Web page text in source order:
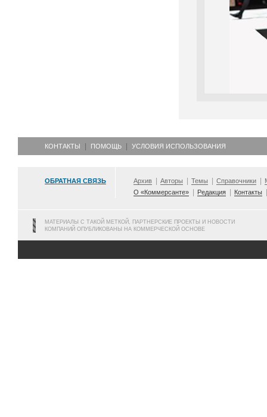
КОНТАКТЫ ПОМОЩЬ УСЛОВИЯ ИСПОЛЬЗОВАНИЯ
ОБРАТНАЯ СВЯЗЬ Архив Авторы Темы Справочники
О «Коммерсанте»
Редакция Контакты
МАТЕРИАЛЫ С ТАКОЙ МЕТКОЙ, ПАРТНЕРСКИЕ ПРОЕКТЫ И НОВОСТИ
КОМПАНИЙ ОПУБЛИКОВАНЫ НА КОММЕРЧЕСКОЙ ОСНОВЕ